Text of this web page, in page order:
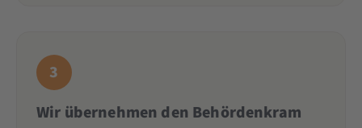
3
Wir übernehmen den Behördenkram